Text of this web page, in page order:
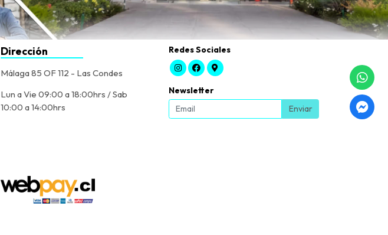
Dirección
Málaga 85 OF 112 - Las Condes
Lun a Vie 09:00 a 18:00hrs / Sab
10:00 a 14:00hrs
Redes Sociales
Newsletter
Enviar